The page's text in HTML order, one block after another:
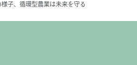
子、循環型農業は未来を守る